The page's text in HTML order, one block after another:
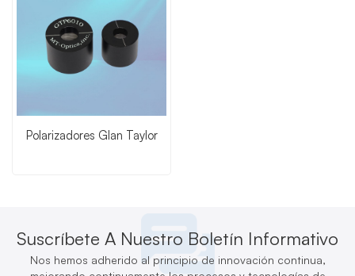
Polarizadores Glan Taylor
Suscríbete A Nuestro Boletín Informativo
Nos hemos adherido al principio de innovación continua,